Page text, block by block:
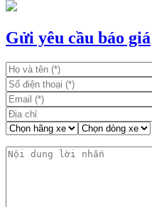
Gửi yêu cầu báo giá